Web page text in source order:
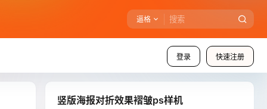
逼格
登录 快速注册
竖版海报对折效果褶皱ps样机